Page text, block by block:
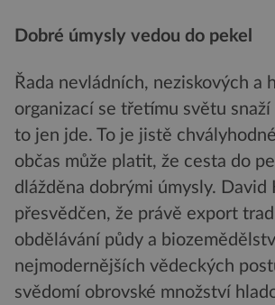
Dobré úmysly vedou do pekel
Řada nevládních, neziskových a
organizací se třetímu světu snaží
to jen jde. To je jistě
občas může platit, že cesta do
dlážděna dobrými úmysly. David
přesvědčen, že právě export
obdělávání půdy a
nejmodernějších vědeckých
svědomí obrovské množství